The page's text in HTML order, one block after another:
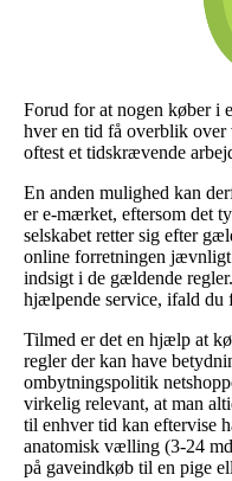
Forud for at nogen køber
hver en tid få overblik over
oftest et tidskrævende
En anden mulighed kan
er e-mærket, eftersom det
selskabet retter sig efter
online forretningen jævnligt
indsigt i de gældende
hjælpende service, ifald du
Tilmed er det en hjælp at
regler der kan have
ombytningspolitik
virkelig relevant, at man
til enhver tid kan eftervise
anatomisk vælling (3-24
på gaveindkøb til en pige